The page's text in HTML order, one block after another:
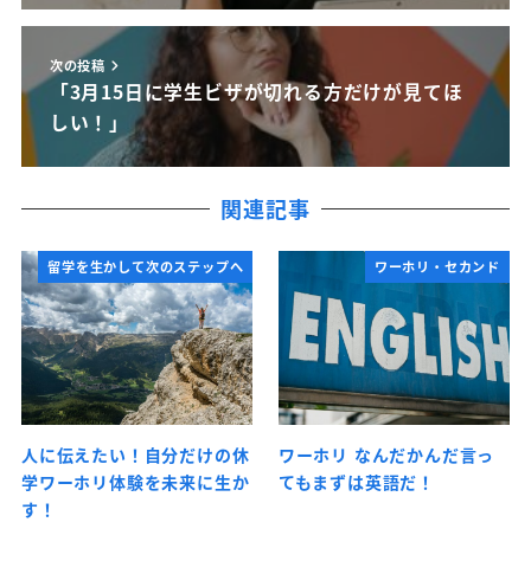
次の投稿
「3月15日に学生ビザが切れる方だけが見てほ
しい！」
関連記事
留学を生かして次のステップへ
人に伝えたい！自分だけの休
学ワーホリ体験を未来に生か
す！
ワーホリ・セカンド
ワーホリ なんだかんだ言っ
てもまずは英語だ！